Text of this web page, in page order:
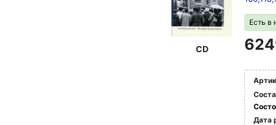
CD
Есть в
Дата